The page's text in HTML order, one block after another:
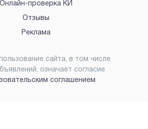
Онлайн-проверка КИ
Отзывы
Реклама
сайта, в том числе
означает согласие
соглашением